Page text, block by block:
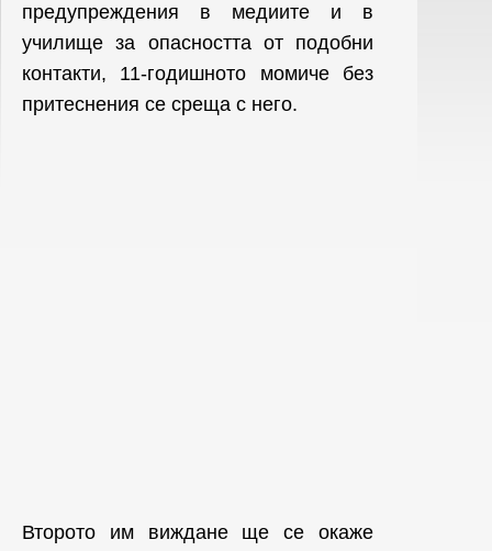
предупреждения в медиите и в
училище за опасността от подобни
контакти, 11-годишното момиче без
притеснения се среща с него.
Второто им виждане ще се окаже